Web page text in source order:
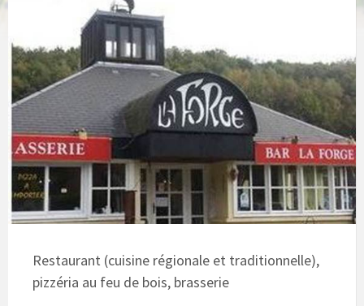
Restaurant (cuisine régionale et traditionnelle),
pizzéria au feu de bois, brasserie